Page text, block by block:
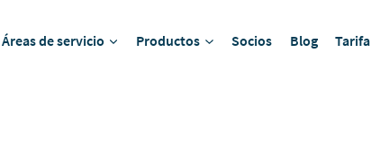
Áreas de servicio Productos Socios Blog Tarifa